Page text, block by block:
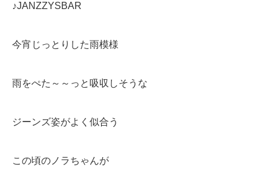
♪JANZZYSBAR
今宵じっとりした雨模様
雨をぺた～～っと吸収しそうな
ジーンズ姿がよく似合う
この頃のノラちゃんが